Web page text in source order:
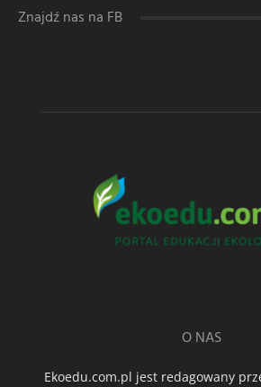
Znajdź nas na FB
O NAS
Ekoedu.com.pl jest redagowany